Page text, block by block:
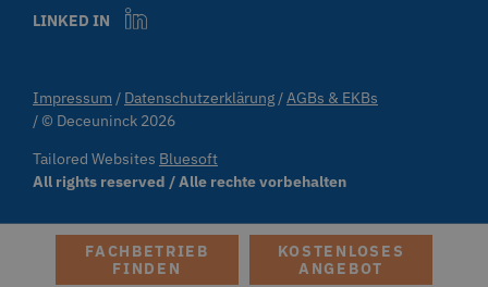
FACHBETRIEB
FINDEN
KOSTENLOSES
ANGEBOT
LINKED IN
Impressum Datenschutzerklärung
AGBs & EKBs
© Deceuninck 2026
Tailored Websites Bluesoft
All rights reserved / Alle rechte vorbehalten
CMSCsrfCookie
CMSPreferredCulture
deceuninck.de
CMSPreferredUICulture deceuninck.de 1 Sekunde